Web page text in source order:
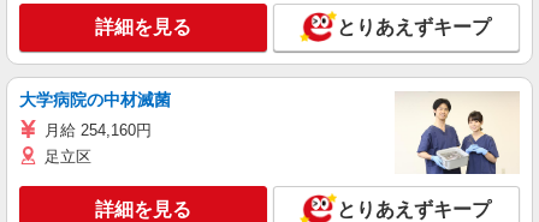
詳細を見る とりあえずキープ
大学病院の中材滅菌
月給 254,160円
足立区
詳細を見る とりあえずキープ